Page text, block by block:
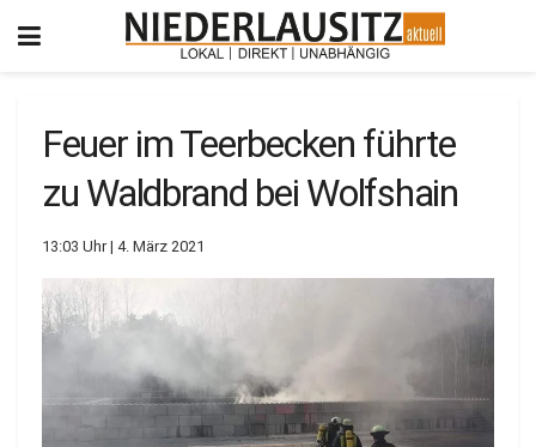
Feuer im Teerbecken führte
zu Waldbrand bei Wolfshain
13:03 Uhr | 4. März 2021